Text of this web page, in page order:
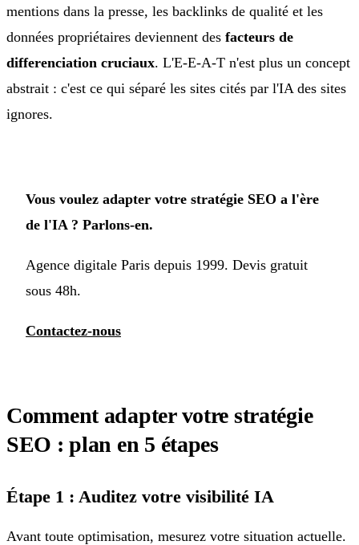
mentions dans la presse, les backlinks de qualité et les
données propriétaires deviennent des facteurs de
differenciation cruciaux. L'E-E-A-T n'est plus un concept
abstrait : c'est ce qui séparé les sites cités par l'IA des sites
ignores.
Vous voulez adapter votre stratégie SEO a l'ère
de l'IA ? Parlons-en.
Agence digitale Paris depuis 1999. Devis gratuit
sous 48h.
Contactez-nous
Comment adapter votre stratégie
SEO : plan en 5 étapes
Étape 1 : Auditez votre visibilité IA
Avant toute optimisation, mesurez votre situation actuelle.